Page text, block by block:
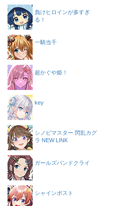
負けヒロインが多すぎ
る！
一騎当千
超かぐや姫！
key
シノビマスター 閃乱カグ
ラ NEW LINK
ガールズバンドクライ
シャインポスト